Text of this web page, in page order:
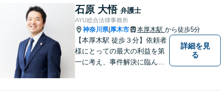
た解決方法を提案できるよう
努めます。【小田原駅8分／子
連れ相談可】お気軽にご相談
ください。
石原 大悟 弁護士
AYU総合法律事務所
神奈川県| 厚木市 本厚木駅 から徒歩5分
【本厚木駅 徒歩３分】依頼者
様にとっての最大の利益を第
一に考え、事件解決に臨んで
詳細を見
る